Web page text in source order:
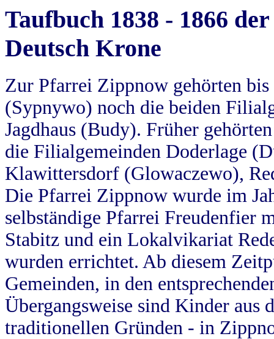
Taufbuch 1838 - 1866
Deutsch Krone
Zur Pfarrei Zippnow gehörten
(Sypnywo) noch die beiden
Jagdhaus (Budy). Früher
die Filialgemeinden Doderlage
Klawittersdorf (Glowaczewo),
Die Pfarrei Zippnow wurde im
selbständige Pfarrei Freudenfier
Stabitz und ein Lokalvikariat
wurden errichtet. Ab diesem
Gemeinden, in den
Übergangsweise sind Kinder aus
traditionellen Gründen - in